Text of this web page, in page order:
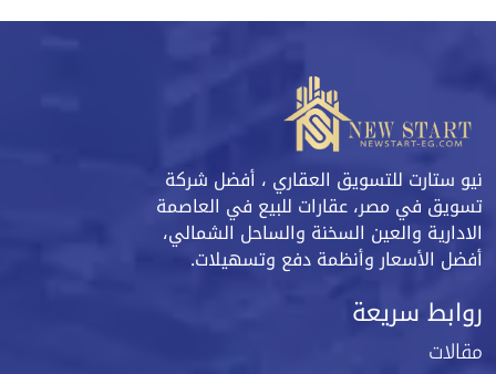
نيو ستارت للتسويق العقاري ، أفضل شركة
تسويق في مصر، عقارات للبيع في العاصمة
الادارية والعين السخنة والساحل الشمالي،
أفضل الأسعار وأنظمة دفع وتسهيلات.
روابط سريعة
مقالات